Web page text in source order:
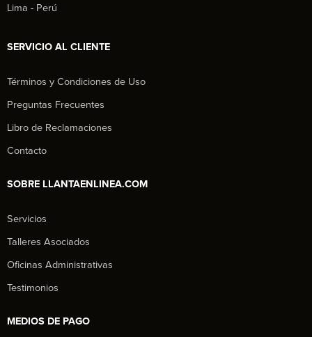
Lima - Perú
SERVICIO AL CLIENTE
Términos y Condiciones de Uso
Preguntas Frecuentes
Libro de Reclamaciones
Contacto
SOBRE LLANTAENLINEA.COM
Servicios
Talleres Asociados
Oficinas Administrativas
Testimonios
MEDIOS DE PAGO